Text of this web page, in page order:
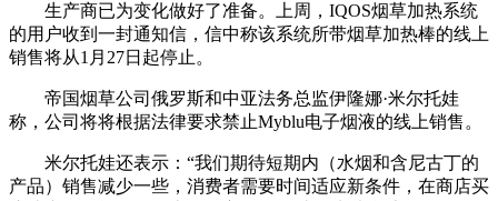
生产商已为变化做好了准备。上周，IQOS烟草加热系统
的用户收到一封通知信，信中称该系统所带烟草加热棒的线上
销售将从1月27日起停止。
帝国烟草公司俄罗斯和中亚法务总监伊隆娜·米尔托娃
称，公司将将根据法律要求禁止Myblu电子烟液的线上销售。
米尔托娃还表示：“我们期待短期内（水烟和含尼古丁的
产品）销售减少一些，消费者需要时间适应新条件，在商店买